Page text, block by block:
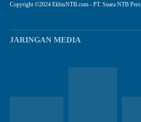
Copyright ©2024 EkbisNTB.com - PT. Suara NTB Pers
JARINGAN MEDIA